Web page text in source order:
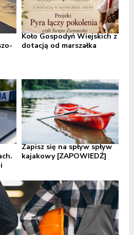
Koło Gospodyń Wiejskich z
dotacją od marszałka
Zapisz się na spływ spływ
kajakowy [ZAPOWIEDŹ]